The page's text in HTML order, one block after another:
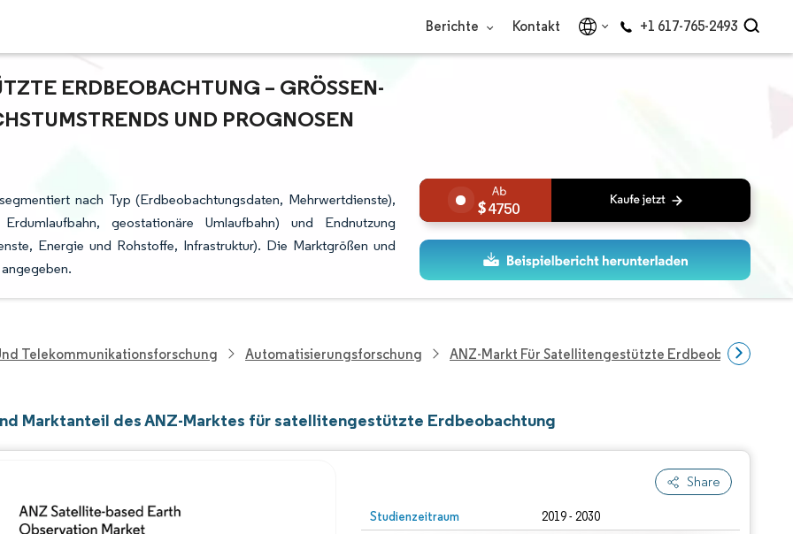
Berichte Kontakt +1 617-765-2493
ERDBEOBACHTUNG – GRÖSSEN- U
UND PROGNOSEN (
nach Typ (Erdbeobachtungsdaten, Mehrwertdienste),
geostationäre Umlaufbahn) und Endnutzung
Energie und Rohstoffe, Infrastruktur). Die Marktgrößen und
4750
Telekommunikationsforschung Automatisierungsforschung ANZ-Markt Für Satellitengestützte Erdbeobachtung
Marktanteil des ANZ-Marktes für satellitengestützte Erdbeobachtung
Share
Studienzeitraum 2019 - 2030